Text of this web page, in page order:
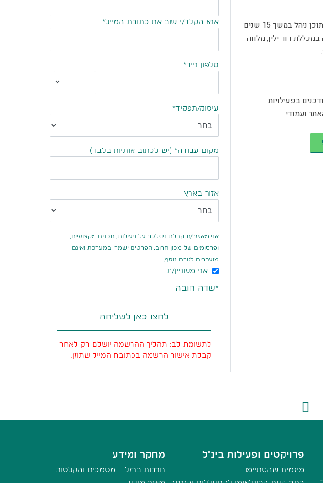
קרימינולוג ובעל 30 שנות ניסיון בעבודה עם ילדים ונוער בסיכון, מתוכן ניהל במשך 15 שנים
דוד ילין, מלווה
בפעילויות
ועמודי
אנא הקלד/י שוב את כתובת המייל*
טלפון נייד*
עיסוק/תפקיד*
מקום עבודה* (יש לכתוב אותיות בלבד)
אזור בארץ
אני מאשר/ת קבלת ניוזלטר על פעילות, תכנים מקצועיים,
ופרסומים של מכון חרוב. הפרטים ישמרו במערכת ואינם
מועברים לגורם נוסף.
אני מעוניין/ת
*שדה חובה
לחצו כאן לשליחה
לתשומת לב: תהליך ההרשמה יושלם רק לאחר
קבלת אישור הרשמה בכתובת המייל שתוזן.
פרויקטים ופעילות בינ"ל
מיזמים שהסתיימו
מחקר ומידע
חרבות ברזל – מסמכים והקלטות